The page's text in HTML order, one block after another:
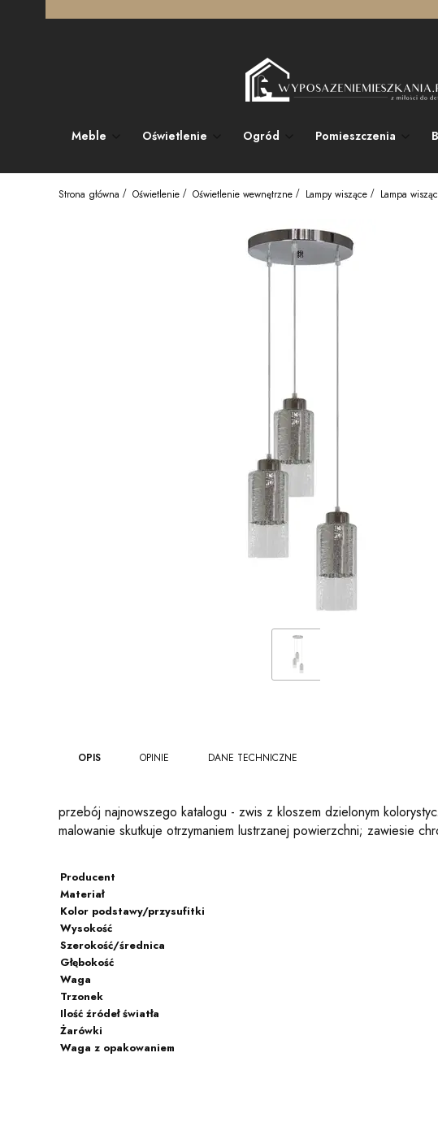
Meble Oświetlenie Ogród Pomieszczenia
Strona główna Oświetlenie Oświetlenie wewnętrzne Lampy wiszące Lampa
OPIS OPINIE DANE TECHNICZNE
przebój najnowszego katalogu - zwis z kloszem dzielonym
malowanie skutkuje otrzymaniem lustrzanej powierzchni; zawiesie
Producent
Materiał
Kolor podstawy/przysufitki
Wysokość
Szerokość/średnica
Głębokość
Waga
Trzonek
Ilość źródeł światła
Żarówki
Waga z opakowaniem